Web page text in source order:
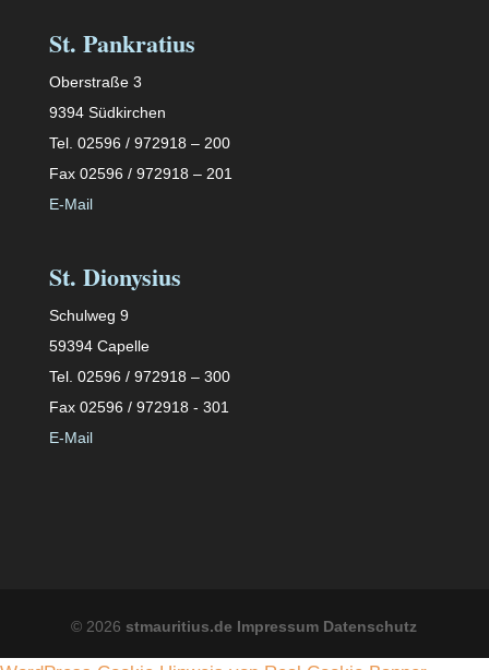
St. Pankratius
Oberstraße 3
9394 Südkirchen
Tel. 02596 / 972918 – 200
Fax 02596 / 972918 – 201
E-Mail
St. Dionysius
Schulweg 9
59394 Capelle
Tel. 02596 / 972918 – 300
Fax 02596 / 972918 - 301
E-Mail
© 2026 stmauritius.de Impressum Datenschutz